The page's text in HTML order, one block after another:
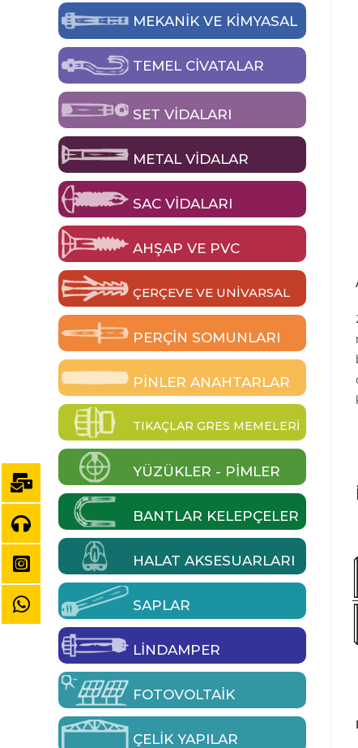
MEKANIK VE KIMYASAL
TEMEL CIVATALAR
SET VIDALARI
METAL VIDALAR
SAC VIDALARI
AHŞAP VE PVC
ÇERÇEVE VE UNIVARSAL
PERÇIN SOMUNLARI
PINLER ANAHTARLAR
TIKAÇLAR GRES MEMELERI
YÜZÜKLER - PIMLER
BANTLAR KELEPÇELER
HALAT AKSESUARLARI
SAPLAR
LINDAMPER
FOTOVOLTAIK
ÇELIK YAPILAR